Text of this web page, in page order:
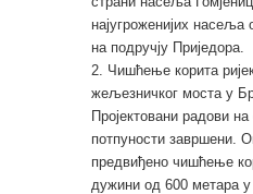
најугроженијих насеља
на подручју Приједора.
2. Чишћење корита
жељезничког моста у
Пројектовани радови
потпуности завршени.
предвиђено чишћење
дужини од 600 метара